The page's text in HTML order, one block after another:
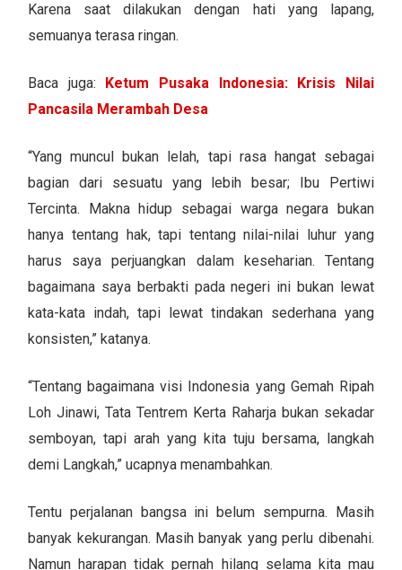
Karena saat dilakukan dengan hati yang lapang,
semuanya terasa ringan.
Baca juga:
Ketum Pusaka Indonesia: Krisis Nilai
Pancasila Merambah Desa
“Yang muncul bukan lelah, tapi rasa hangat sebagai
bagian dari sesuatu yang lebih besar; Ibu Pertiwi
Tercinta. Makna hidup sebagai warga negara bukan
hanya tentang hak, tapi tentang nilai-nilai luhur yang
harus saya perjuangkan dalam keseharian. Tentang
bagaimana saya berbakti pada negeri ini bukan lewat
kata-kata indah, tapi lewat tindakan sederhana yang
konsisten,” katanya.
“Tentang bagaimana visi Indonesia yang Gemah Ripah
Loh Jinawi, Tata Tentrem Kerta Raharja bukan sekadar
semboyan, tapi arah yang kita tuju bersama, langkah
demi Langkah,” ucapnya menambahkan.
Tentu perjalanan bangsa ini belum sempurna. Masih
banyak kekurangan. Masih banyak yang perlu dibenahi.
Namun harapan tidak pernah hilang selama kita mau